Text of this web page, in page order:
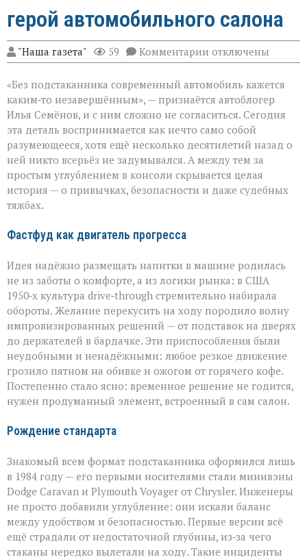
герой автомобильного салона
"Наша газета" 59 Комментарии к
записи
незаметный
герой
автомобильного
салона
отключены
«Без подстаканника современный автомобиль кажется
каким‑то незавершённым», — признаётся автоблогер
Илья Семёнов, и с ним сложно не согласиться. Сегодня
эта деталь воспринимается как нечто само собой
разумеющееся, хотя ещё несколько десятилетий назад о
ней никто всерьёз не задумывался. А между тем за
простым углублением в консоли скрывается целая
история — о привычках, безопасности и даже судебных
тяжбах.
Фастфуд как двигатель прогресса
Идея надёжно размещать напитки в машине родилась
не из заботы о комфорте, а из логики рынка: в США
1950‑х культура drive‑through стремительно набирала
обороты. Желание перекусить на ходу породило волну
импровизированных решений — от подставок на дверях
до держателей в бардачке. Эти приспособления были
неудобными и ненадёжными: любое резкое движение
грозило пятном на обивке и ожогом от горячего кофе.
Постепенно стало ясно: временное решение не годится,
нужен продуманный элемент, встроенный в сам салон.
Рождение стандарта
Знакомый всем формат подстаканника оформился лишь
в 1984 году — его первыми носителями стали минивэны
Dodge Caravan и Plymouth Voyager от Chrysler. Инженеры
не просто добавили углубление: они искали баланс
между удобством и безопасностью. Первые версии всё
ещё страдали от недостаточной глубины, из‑за чего
стаканы нередко вылетали на ходу. Такие инциденты